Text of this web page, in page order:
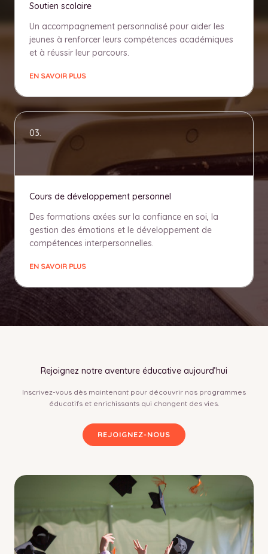
Soutien scolaire
Un accompagnement personnalisé pour aider les
jeunes à renforcer leurs compétences académiques
et à réussir leur parcours.
EN SAVOIR PLUS
03.
Cours de développement personnel
Des formations axées sur la confiance en soi, la
gestion des émotions et le développement de
compétences interpersonnelles.
EN SAVOIR PLUS
Rejoignez notre aventure éducative aujourd’hui
Inscrivez-vous dès maintenant pour découvrir nos programmes
éducatifs et enrichissants qui changent des vies.
REJOIGNEZ-NOUS